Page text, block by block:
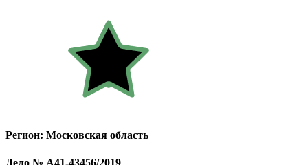
Регион: Московская область
Дело № А41-43456/2019